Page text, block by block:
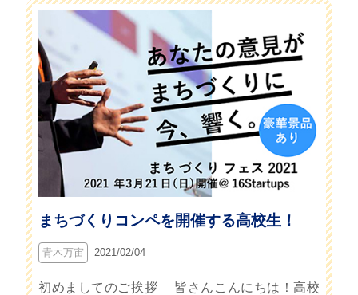
まちづくりコンペを開催する高校生！
青木万宙 2021/02/04
初めましてのご挨拶 皆さんこんにちは！高校